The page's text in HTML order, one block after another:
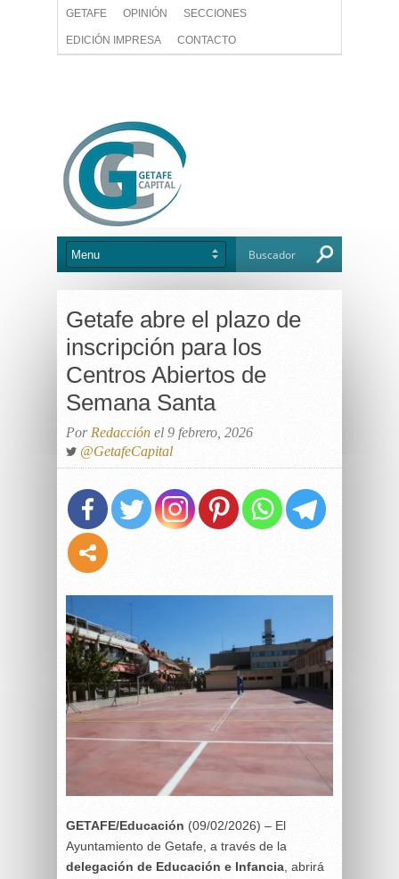
GETAFE OPINIÓN SECCIONES
EDICIÓN IMPRESA CONTACTO
Getafe abre el plazo de
inscripción para los
Centros Abiertos de
Semana Santa
Por Redacción el 9 febrero, 2026
@GetafeCapital
GETAFE/Educación (09/02/2026) – El
Ayuntamiento de Getafe, a través de la
delegación de Educación e Infancia , abrirá